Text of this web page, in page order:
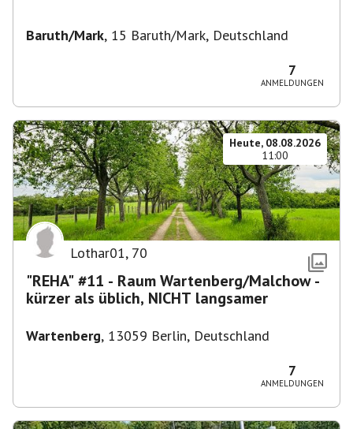
Baruth/Mark, 15 Baruth/Mark, Deutschland
7
ANMELDUNGEN
Heute, 08.08.2026
11:00
Lothar01, 70
"REHA" #11 - Raum Wartenberg/Malchow -
kürzer als üblich, NICHT langsamer
Wartenberg, 13059 Berlin, Deutschland
7
ANMELDUNGEN